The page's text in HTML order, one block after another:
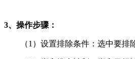
3、操作步骤：
（1）设置排除条件：选中要排